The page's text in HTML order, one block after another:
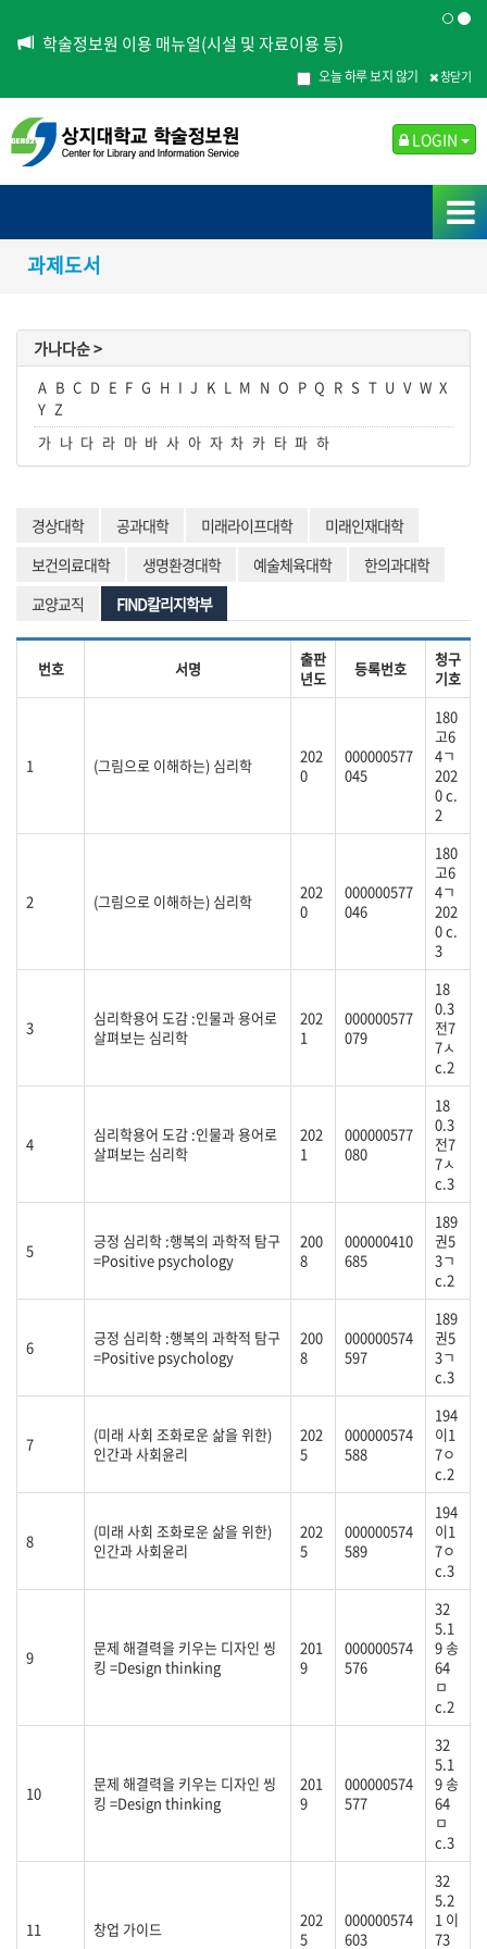
학술정보원 이용 매뉴얼(시설 및 자료이용 등)
오늘 하루 보지 않기 창닫기
LOGIN
과제도서
가나다순 >
A B C D E F G H I J K L M N O P Q R S T U V W X
Y Z
가 나 다 라 마 바 사 아 자 차 카 타 파 하
경상대학 공과대학 미래라이프대학
미래인재대학
보건의료대학
생명환경대학 예술체육대학
한의과대학
교양교직
FIND칼리지학부
번호 서명
출판
년도
등록번호
청구
기호
1 (그림으로 이해하는) 심리학
202
0
000000577
045
180
고6
4ㄱ
202
0 c.
2
2 (그림으로 이해하는) 심리학
202
0
000000577
046
180
고6
4ㄱ
202
0 c.
3
3
심리학용어 도감 :인물과 용어로
살펴보는 심리학
202
1
000000577
079
18
0.3
전7
7ㅅ
c.2
4
심리학용어 도감 :인물과 용어로
살펴보는 심리학
202
1
000000577
080
18
0.3
전7
7ㅅ
c.3
5
긍정 심리학 :행복의 과학적 탐구
=Positive psychology
200
8
000000410
685
189
권5
3ㄱ
c.2
6
긍정 심리학 :행복의 과학적 탐구
=Positive psychology
200
8
000000574
597
189
권5
3ㄱ
c.3
7
(미래 사회 조화로운 삶을 위한)
인간과 사회윤리
202
5
000000574
588
194
이1
7ㅇ
c.2
8
(미래 사회 조화로운 삶을 위한)
인간과 사회윤리
202
5
000000574
589
194
이1
7ㅇ
c.3
9
문제 해결력을 키우는 디자인 씽
킹 =Design thinking
201
9
000000574
576
32
5.1
9 송
64
ㅁ
c.2
10
문제 해결력을 키우는 디자인 씽
킹 =Design thinking
201
9
000000574
577
32
5.1
9 송
64
ㅁ
c.3
11 창업 가이드
202
5
000000574
603
32
5.2
1 이
73